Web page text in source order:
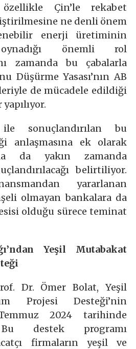
Çin’le rekabet
ne denli önem
enerji üretiminin
önemli rol
zamanda bu çabalarla
Düşürme Yasası’nın AB
de mücadele edildiği
sonuçlandırılan bu
anlaşmasına ek olarak
da yakın zamanda
belirtiliyor.
yararlanan
olmayan bankalara da
olduğu sürece teminat
Yeşil Mutabakat
Dr. Ömer Bolat, Yeşil
Projesi Desteği’nin
2024 tarihinde
Bu destek programı
firmaların yeşil ve